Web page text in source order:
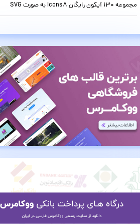
مجموعه 130 آیکون رایگان Icons8 به صورت SVG